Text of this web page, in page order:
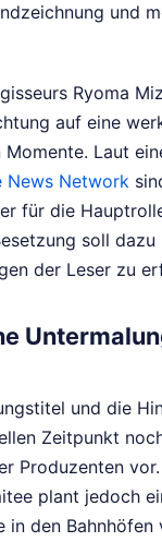
und
Ryoma
auf eine
Laut
News Network
für die
soll
der Leser zu
und die
Zeitpunkt
Produzenten
plant jedoch
in den Bahnhöfen